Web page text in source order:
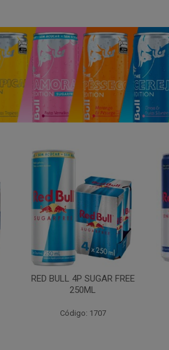
RED BULL 4P SUGAR FREE
250ML
Código: 1707